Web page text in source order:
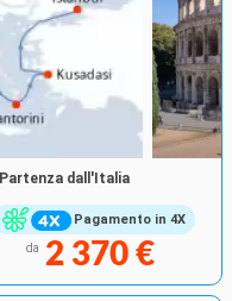
Pagamento in 4X
Partenza dall'Italia
da 2 370 €